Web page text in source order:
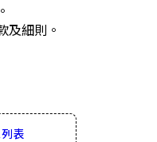
及細則。
表